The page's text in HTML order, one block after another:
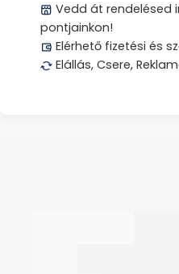
Vedd át rendelésed
pontjainkon!
Elérhető fizetési és
Elállás, Csere,